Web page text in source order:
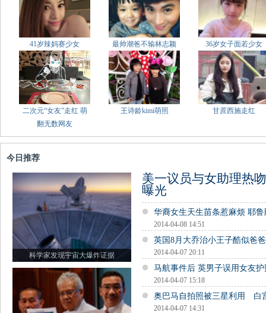
41岁辣妈赛少女 最帅潮爸不输林志颖 36岁女子面若少女
二次元“女友”走红 萌
翻无数网友
王诗龄kimi萌照 甘蔗西施走红
今日推荐
科学家发现宇宙大爆炸证据
美一议员与女助理热
曝光
华裔女生天生苗条惹麻烦 耶
2014-04-08 14:51
英国8月大乔治小王子酷似爸
2014-04-07 20:11
马航事件后 英男子误用女友
2014-04-07 15:18
奥巴马自拍照被三星利用 白
2014-04-07 14:31